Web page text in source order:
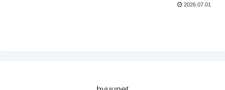
2026.07.01